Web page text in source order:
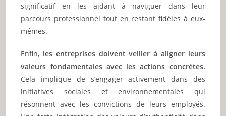
significatif en les aidant à naviguer dans leur
parcours professionnel tout en restant fidèles à eux-
mêmes.
Enfin, les entreprises doivent veiller à aligner leurs
valeurs fondamentales avec les actions concrètes.
Cela implique de s’engager activement dans des
initiatives sociales et environnementales qui
résonnent avec les convictions de leurs employés.